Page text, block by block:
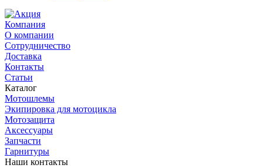
Компания
О компании
Сотрудничество
Доставка
Контакты
Статьи
Каталог
Мотошлемы
Экипировка для мотоцикла
Мотозащита
Аксессуары
Запчасти
Гарнитуры
Наши контакты